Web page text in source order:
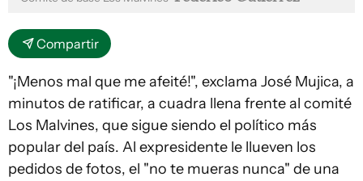
Compartir
"¡Menos mal que me afeité!", exclama José Mujica, a
minutos de ratificar, a cuadra llena frente al comité
Los Malvines, que sigue siendo el político más
popular del país. Al expresidente le llueven los
pedidos de fotos, el "no te mueras nunca" de una